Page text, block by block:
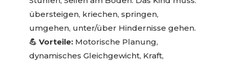
übersteigen, kriechen, springen,
umgehen, unter/über Hindernisse gehen.
💪 Vorteile:Motorische Planung,
dynamisches Gleichgewicht, Kraft,